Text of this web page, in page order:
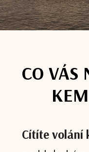
CO VÁS
Cítíte volání